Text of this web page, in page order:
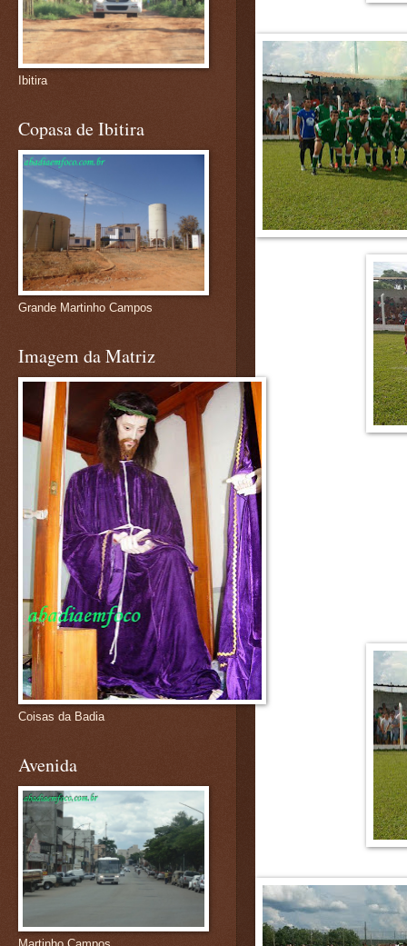
Ibitira
Copasa de Ibitira
Grande Martinho Campos
Imagem da Matriz
Coisas da Badia
Avenida